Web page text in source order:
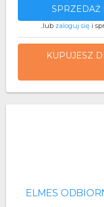
SPRZEDAŻ
..lub zaloguj się i
KUPUJESZ
ELMES